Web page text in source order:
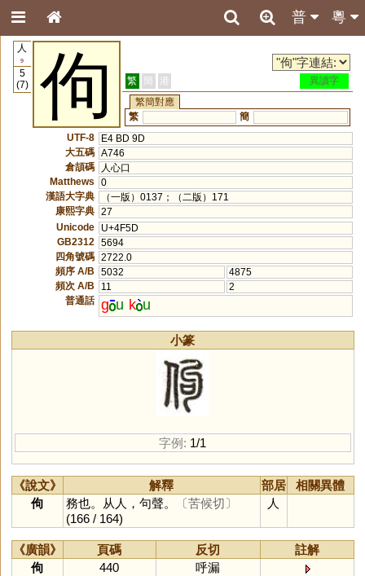
粵
普
人
9
5
(7)
佝 繁 簡 港
異讀字
繁簡對應
繁
簡
UTF-8
E4 BD 9D
大五碼 A746
倉頡碼
人心口
Matthews
0
漢語大字典
（一版）0137；（二版）171
康熙字典 27
Unicode
U+4F5D
GB2312
5694
四角號碼 2722.0
頻序 A/B
5032
4875
頻次 A/B
11
2
普通話 g u k u
小篆
字例: 1/1
《說文》 解釋 部居
相關異體
佝
務也。从人，句聲。
〔苦候切〕
(166 / 164)
人
《廣韻》 頁碼 反切
註解
佝
440
呼漏